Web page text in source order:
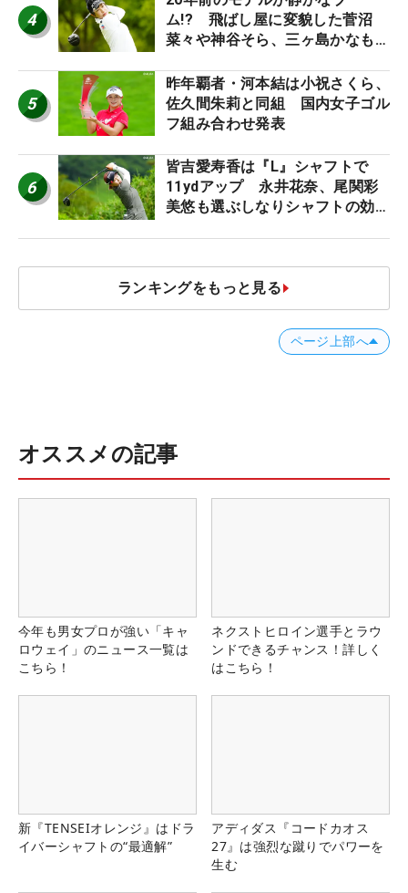
4
ム!? 飛ばし屋に変貌した菅沼
菜々や神谷そら、三ヶ島かなも使
ロたちの“飛ばしギア”】
5
昨年覇者・河本結は小祝さくら、
佐久間朱莉と同組 国内女子ゴル
フ組み合わせ発表
6
皆吉愛寿香は『L』シャフトで
11ydアップ 永井花奈、尾関彩
美悠も選ぶしなりシャフトの効果
ランキングをもっと見る
ページ上部へ
オススメの記事
今年も男女プロが強い「キャ
ロウェイ」のニュース一覧は
こちら！
ネクストヒロイン選手とラウ
ンドできるチャンス！詳しく
はこちら！
新『TENSEIオレンジ』はドラ
イバーシャフトの“最適解”
アディダス『コードカオス
27』は強烈な蹴りでパワーを
生む